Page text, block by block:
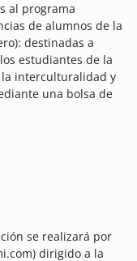
al programa
de alumnos de la
destinadas a
estudiantes de la
interculturalidad y
una bolsa de
se realizará por
dirigido a la